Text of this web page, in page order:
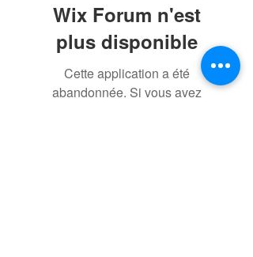
Wix Forum n'est
plus disponible
Cette application a été
abandonnée. Si vous avez